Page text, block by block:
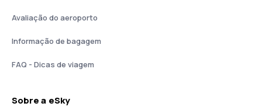
Avaliação do aeroporto
Informação de bagagem
FAQ - Dicas de viagem
Sobre a eSky